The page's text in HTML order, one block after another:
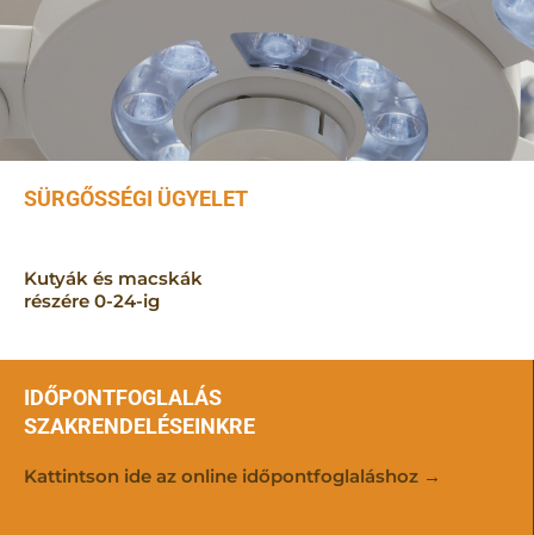
SÜRGŐSSÉGI ÜGYELET
Kutyák és macskák
részére 0-24-ig
IDŐPONTFOGLALÁS
SZAKRENDELÉSEINKRE
Kattintson ide az online időpontfoglaláshoz →